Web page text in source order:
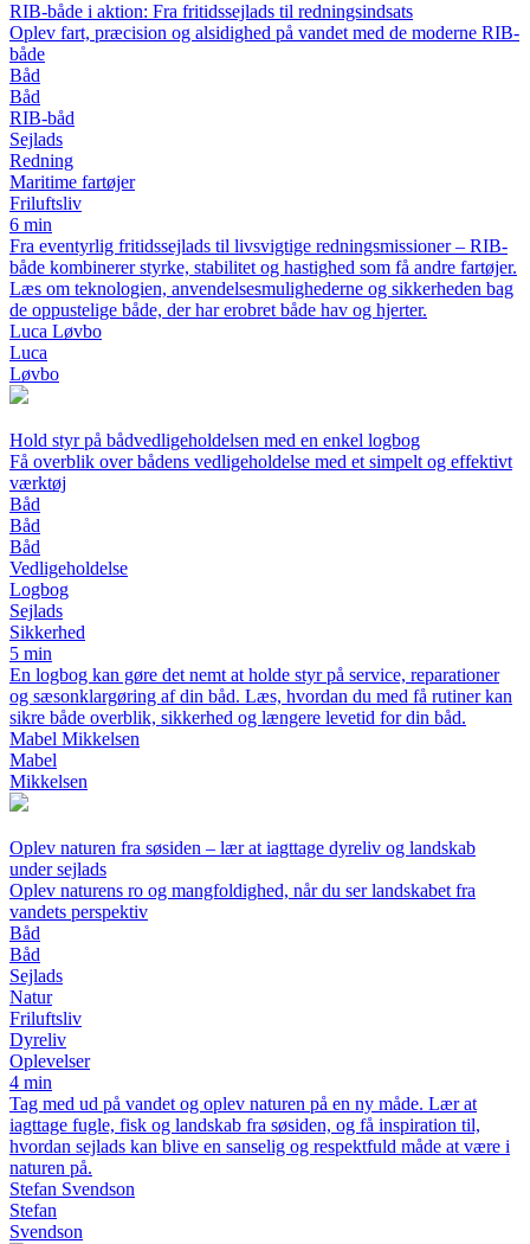
RIB-både i aktion: Fra fritidssejlads til redningsindsats
Oplev fart, præcision og alsidighed på vandet med de moderne RIB-
både
Båd
Båd
RIB-båd
Sejlads
Redning
Maritime fartøjer
Friluftsliv
6 min
Fra eventyrlig fritidssejlads til livsvigtige redningsmissioner – RIB-
både kombinerer styrke, stabilitet og hastighed som få andre fartøjer.
Læs om teknologien, anvendelsesmulighederne og sikkerheden bag
de oppustelige både, der har erobret både hav og hjerter.
Luca Løvbo
Luca
Løvbo
Hold styr på bådvedligeholdelsen med en enkel logbog
Få overblik over bådens vedligeholdelse med et simpelt og effektivt
værktøj
Båd
Båd
Båd
Vedligeholdelse
Logbog
Sejlads
Sikkerhed
5 min
En logbog kan gøre det nemt at holde styr på service, reparationer
og sæsonklargøring af din båd. Læs, hvordan du med få rutiner kan
sikre både overblik, sikkerhed og længere levetid for din båd.
Mabel Mikkelsen
Mabel
Mikkelsen
Oplev naturen fra søsiden – lær at iagttage dyreliv og landskab
under sejlads
Oplev naturens ro og mangfoldighed, når du ser landskabet fra
vandets perspektiv
Båd
Båd
Sejlads
Natur
Friluftsliv
Dyreliv
Oplevelser
4 min
Tag med ud på vandet og oplev naturen på en ny måde. Lær at
iagttage fugle, fisk og landskab fra søsiden, og få inspiration til,
hvordan sejlads kan blive en sanselig og respektfuld måde at være i
naturen på.
Stefan Svendson
Stefan
Svendson